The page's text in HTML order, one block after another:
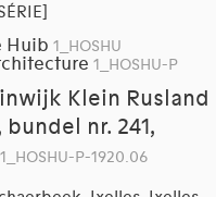
Huib 1_HOSHU
1_HOSHU-P
Klein Rusland
nr. 241,
1_HOSHU-P-1920.06